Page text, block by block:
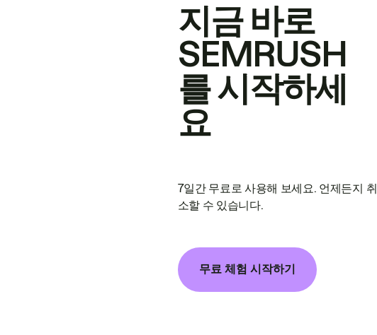
지금 바로
SEMRUSH
를 시작하세
요
7일간 무료로 사용해 보세요. 언제든지 취
소할 수 있습니다.
무료 체험 시작하기